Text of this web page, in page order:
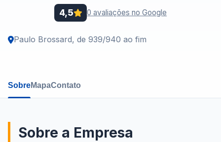
4,5 0 avaliações no Google
Paulo Brossard, de 939/940 ao fim
SobreMapaContato
Sobre a Empresa